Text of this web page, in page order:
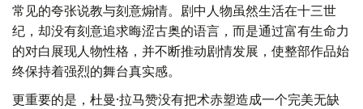
常见的夸张说教与刻意煽情。剧中人物虽然生活在十三世
纪，却没有刻意追求晦涩古奥的语言，而是通过富有生命力
的对白展现人物性格，并不断推动剧情发展，使整部作品始
终保持着强烈的舞台真实感。
更重要的是，杜曼·拉马赞没有把术赤塑造成一个完美无缺